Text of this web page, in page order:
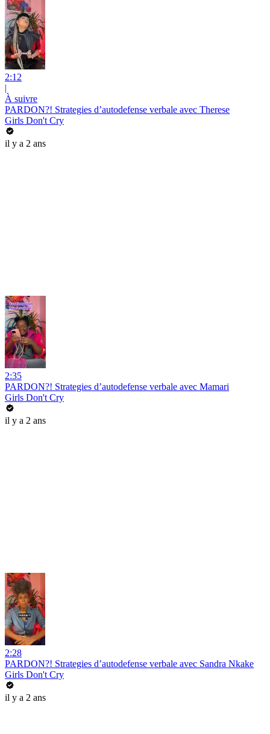
2:12
|
À suivre
PARDON?! Strategies d’autodefense verbale avec Therese
Girls Don't Cry
il y a 2 ans
2:35
PARDON?! Strategies d’autodefense verbale avec Mamari
Girls Don't Cry
il y a 2 ans
2:28
PARDON?! Strategies d’autodefense verbale avec Sandra Nkake
Girls Don't Cry
il y a 2 ans